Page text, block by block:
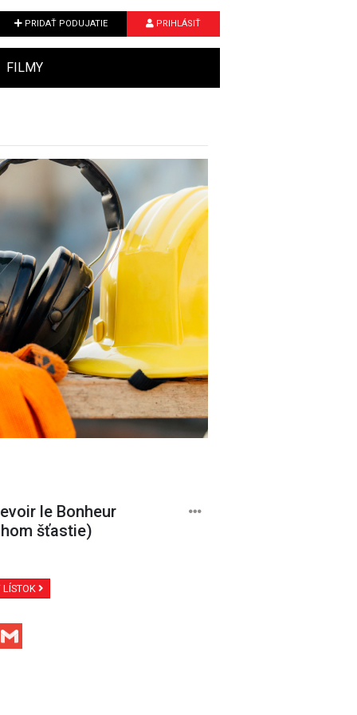
PRIDAŤ PODUJATIE PRIHLÁSIŤ
FILMY
Next
le Bonheur
šťastie)
LÍSTOK